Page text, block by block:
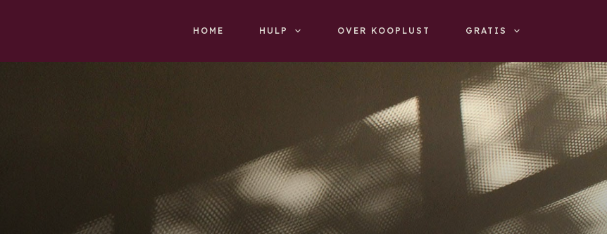
HOME HULP OVER KOOPLUST GRATIS